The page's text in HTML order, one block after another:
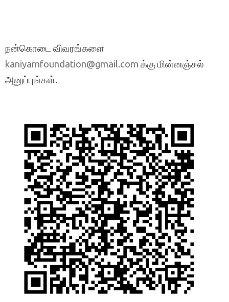
நன்கொடை விவரங்களை
kaniyamfoundation@gmail.com க்கு மின்னஞ்சல்
அனுப்புங்கள்.